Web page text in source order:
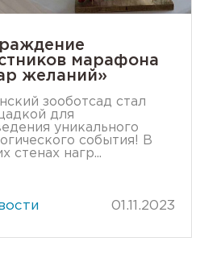
марафона
желаний»
зооботсад стал
для
уникального
события! В
стенах нагр...
01.11.2023